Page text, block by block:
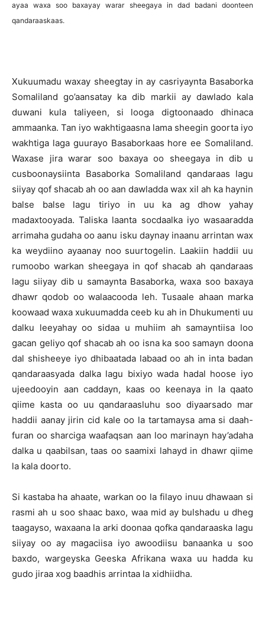
ayaa waxa soo baxayay warar sheegaya in dad badani doonteen
qandaraaskaas.
Xukuumadu waxay sheegtay in ay casriyaynta Basaborka
Somaliland go’aansatay ka dib markii ay dawlado kala
duwani kula taliyeen, si looga digtoonaado dhinaca
ammaanka. Tan iyo wakhtigaasna lama sheegin goorta iyo
wakhtiga laga guurayo Basaborkaas hore ee Somaliland.
Waxase jira warar soo baxaya oo sheegaya in dib u
cusboonaysiinta Basaborka Somaliland qandaraas lagu
siiyay qof shacab ah oo aan dawladda wax xil ah ka haynin
balse balse lagu tiriyo in uu ka ag dhow yahay
madaxtooyada. Taliska laanta socdaalka iyo wasaaradda
arrimaha gudaha oo aanu isku daynay inaanu arrintan wax
ka weydiino ayaanay noo suurtogelin. Laakiin haddii uu
rumoobo warkan sheegaya in qof shacab ah qandaraas
lagu siiyay dib u samaynta Basaborka, waxa soo baxaya
dhawr qodob oo walaacooda leh. Tusaale ahaan marka
koowaad waxa xukuumadda ceeb ku ah in Dhukumenti uu
dalku leeyahay oo sidaa u muhiim ah samayntiisa loo
gacan geliyo qof shacab ah oo isna ka soo samayn doona
dal shisheeye iyo dhibaatada labaad oo ah in inta badan
qandaraasyada dalka lagu bixiyo wada hadal hoose iyo
ujeedooyin aan caddayn, kaas oo keenaya in la qaato
qiime kasta oo uu qandaraasluhu soo diyaarsado mar
haddii aanay jirin cid kale oo la tartamaysa ama si daah-
furan oo sharciga waafaqsan aan loo marinayn hay’adaha
dalka u qaabilsan, taas oo saamixi lahayd in dhawr qiime
la kala doorto.
Si kastaba ha ahaate, warkan oo la filayo inuu dhawaan si
rasmi ah u soo shaac baxo, waa mid ay bulshadu u dheg
taagayso, waxaana la arki doonaa qofka qandaraaska lagu
siiyay oo ay magaciisa iyo awoodiisu banaanka u soo
baxdo, wargeyska Geeska Afrikana waxa uu hadda ku
gudo jiraa xog baadhis arrintaa la xidhiidha.